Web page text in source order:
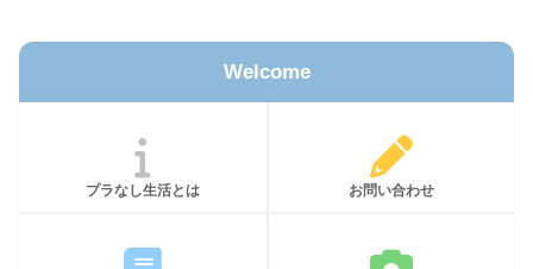
Welcome
プラなし生活とは お問い合わせ